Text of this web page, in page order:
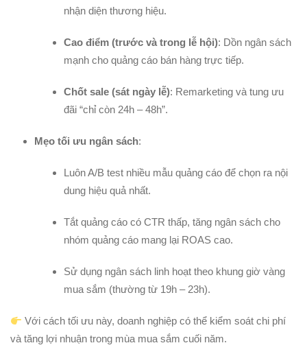
nhận diện thương hiệu.
Cao điểm (trước và trong lễ hội): Dồn ngân sách
mạnh cho quảng cáo bán hàng trực tiếp.
Chốt sale (sát ngày lễ): Remarketing và tung ưu
đãi “chỉ còn 24h – 48h”.
Mẹo tối ưu ngân sách:
Luôn A/B test nhiều mẫu quảng cáo để chọn ra nội
dung hiệu quả nhất.
Tắt quảng cáo có CTR thấp, tăng ngân sách cho
nhóm quảng cáo mang lại ROAS cao.
Sử dụng ngân sách linh hoạt theo khung giờ vàng
mua sắm (thường từ 19h – 23h).
Với cách tối ưu này, doanh nghiệp có thể kiểm soát chi phí
và tăng lợi nhuận trong mùa mua sắm cuối năm.